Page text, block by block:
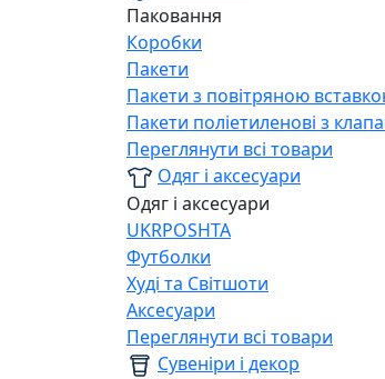
Паковання
Коробки
Пакети
Пакети з повітряною
Пакети поліетиленові з
Переглянути всі товари
Одяг і аксесуари
Одяг і аксесуари
UKRPOSHTA
Футболки
Худі та Світшоти
Аксесуари
Переглянути всі товари
Сувеніри і декор